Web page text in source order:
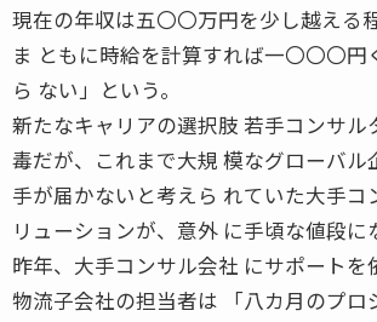
現在の年収は五〇〇万円を少し越える程
ま ともに時給を計算すれば一〇〇〇円
ら ない」という。
新たなキャリアの選択肢 若手コンサル
毒だが、これまで大規 模なグローバル
手が届かないと考えら れていた大手コ
リューションが、意外 に手頃な値段に
昨年、大手コンサル会社 にサポートを
物流子会社の担当者は 「八カ月のプロ